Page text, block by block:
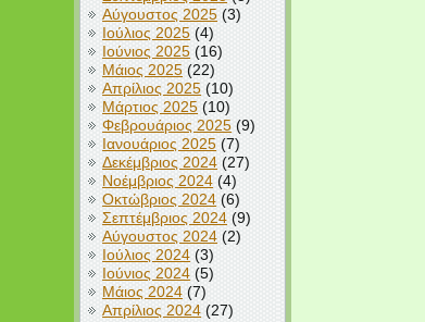
Αύγουστος 2025 (3)
Ιούλιος 2025 (4)
Ιούνιος 2025 (16)
Μάιος 2025 (22)
Απρίλιος 2025 (10)
Μάρτιος 2025 (10)
Φεβρουάριος 2025 (9)
Ιανουάριος 2025 (7)
Δεκέμβριος 2024 (27)
Νοέμβριος 2024 (4)
Οκτώβριος 2024 (6)
Σεπτέμβριος 2024 (9)
Αύγουστος 2024 (2)
Ιούλιος 2024 (3)
Ιούνιος 2024 (5)
Μάιος 2024 (7)
Απρίλιος 2024 (27)